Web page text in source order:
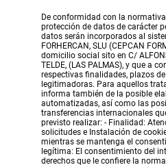
De conformidad con la
protección de datos de carácter
datos serán incorporados al
FORHERCAN, SLU (CEPCAN
domicilio social sito en C/
TELDE, (LAS PALMAS), y que a
respectivas finalidades, plazos
legitimadoras. Para aquellos
informa también de la posible
automatizadas, así como las
transferencias internacionales
previsto realizar: - Finalidad:
solicitudes e Instalación de
mientras se mantenga el
legítima: El consentimiento del
derechos que le confiere la